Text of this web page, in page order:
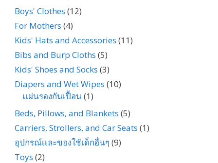
Boys' Clothes (12)
For Mothers (4)
Kids' Hats and Accessories (11)
Bibs and Burp Cloths (5)
Kids' Shoes and Socks (3)
Diapers and Wet Wipes (10)
เเผ่นรองกันเปื้อน(1)
Beds, Pillows, and Blankets (5)
Carriers, Strollers, and Car Seats (1)
อุปกรณ์เเละของใช้เด็กอื่นๆ (9)
Toys (2)